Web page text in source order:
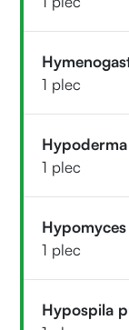
1 plec
1 plec
1 plec
Hypospila